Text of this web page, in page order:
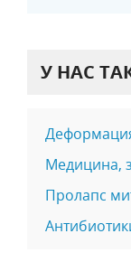
У НАС
Медицина,
Пролапс